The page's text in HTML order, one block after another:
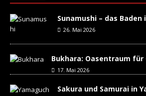
Sunamushi – das Baden
26. Mai 2026
Bukhara: Oasentraum
17. Mai 2026
Sakura und Samurai in